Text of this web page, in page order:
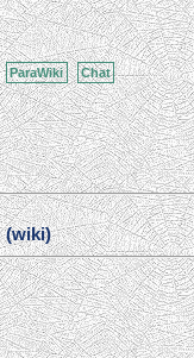
ParaWiki Chat
(wiki)